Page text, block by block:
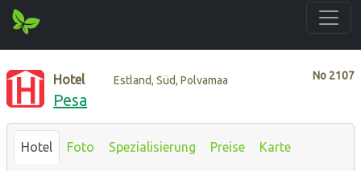
No 2107
Hotel Estland, Süd, Polvamaa
Pesa
Hotel Foto Spezialisierung Preise Karte